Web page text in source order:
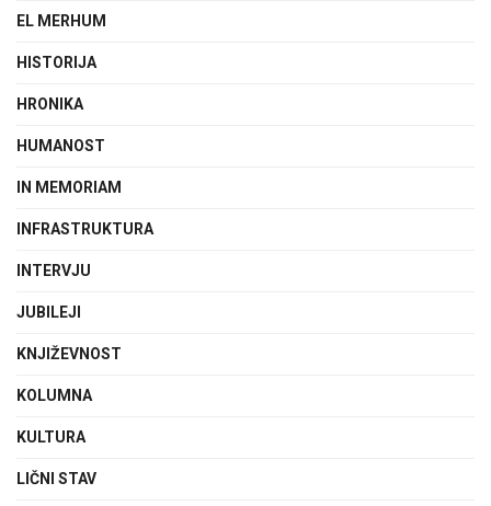
EL MERHUM
HISTORIJA
HRONIKA
HUMANOST
IN MEMORIAM
INFRASTRUKTURA
INTERVJU
JUBILEJI
KNJIŽEVNOST
KOLUMNA
KULTURA
LIČNI STAV